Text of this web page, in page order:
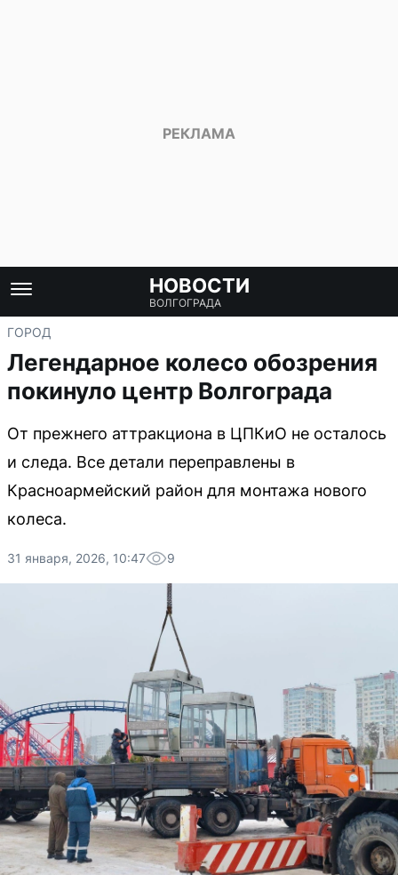
НОВОСТИ
ВОЛГОГРАДА
ГОРОД
Легендарное колесо обозрения
покинуло центр Волгограда
От прежнего аттракциона в ЦПКиО не осталось
и следа. Все детали переправлены в
Красноармейский район для монтажа нового
колеса.
31 января, 2026, 10:47 9